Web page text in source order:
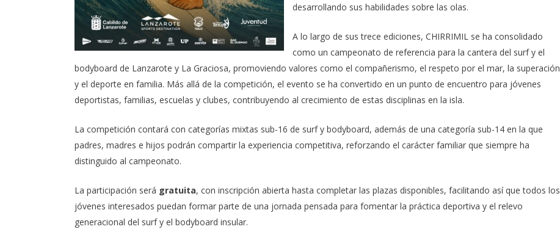
desarrollando sus habilidades sobre las olas.
A lo largo de sus trece ediciones, CHIRRIMIL se ha consolidado
como un campeonato de referencia para la cantera del surf y el
bodyboard de Lanzarote y La Graciosa, promoviendo valores como el compañerismo, el respeto por el mar, la superación
y el deporte en familia. Más allá de la competición, el evento se ha convertido en un punto de encuentro para jóvenes
deportistas, familias, escuelas y clubes, contribuyendo al crecimiento de estas disciplinas en la isla.
La competición contará con categorías mixtas sub-16 de surf y bodyboard, además de una categoría sub-14 en la que
padres, madres e hijos podrán compartir la experiencia competitiva, reforzando el carácter familiar que siempre ha
distinguido al campeonato.
La participación será gratuita, con inscripción abierta hasta completar las plazas disponibles, facilitando así que todos los
jóvenes interesados puedan formar parte de una jornada pensada para fomentar la práctica deportiva y el relevo
generacional del surf y el bodyboard insular.